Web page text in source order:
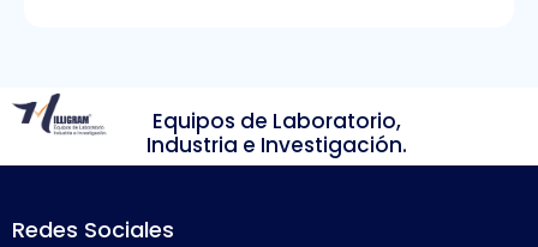
Equipos de Laboratorio,
Industria e Investigación.
Redes Sociales